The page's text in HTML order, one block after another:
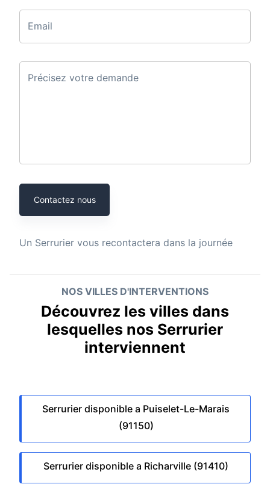
Email
Précisez votre demande
Contactez nous
Un Serrurier vous recontactera dans la journée
NOS VILLES D'INTERVENTIONS
Découvrez les villes dans
lesquelles nos Serrurier
interviennent
Serrurier disponible a Puiselet-Le-Marais
(91150)
Serrurier disponible a Richarville (91410)